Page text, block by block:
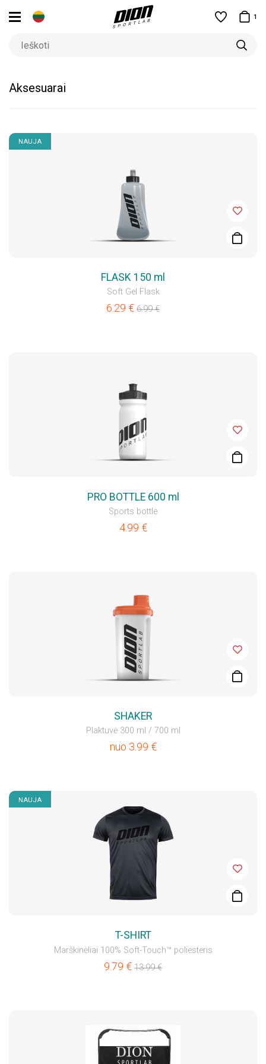
1
Aksesuarai
NAUJA
FLASK 150 ml
Soft Gel Flask
6.29 € 6.99€
PRO BOTTLE 600 ml
Sports bottle
4.99 €
SHAKER
Plaktuvė 300 ml / 700 ml
nuo 3.99 €
NAUJA
T-SHIRT
Marškinėliai 100% Soft-Touch™ poliesteris
9.79 € 13.99€